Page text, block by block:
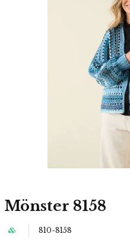
Mönster 8158
810-8158